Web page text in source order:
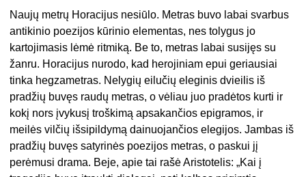
Naujų metrų Horacijus nesiūlo. Metras buvo labai svarbus
antikinio poezijos kūrinio elementas, nes tolygus jo
kartojimasis lėmė ritmiką. Be to, metras labai susijęs su
žanru. Horacijus nurodo, kad herojiniam epui geriausiai
tinka hegzametras. Nelygių eilučių eleginis dvieilis iš
pradžių buvęs raudų metras, o vėliau juo pradėtos kurti ir
kokį nors įvykusį troškimą apsakančios epigramos, ir
meilės vilčių išsipildymą dainuojančios elegijos. Jambas iš
pradžių buvęs satyrinės poezijos metras, o paskui jį
perėmusi drama. Beje, apie tai rašė Aristotelis: „Kai į